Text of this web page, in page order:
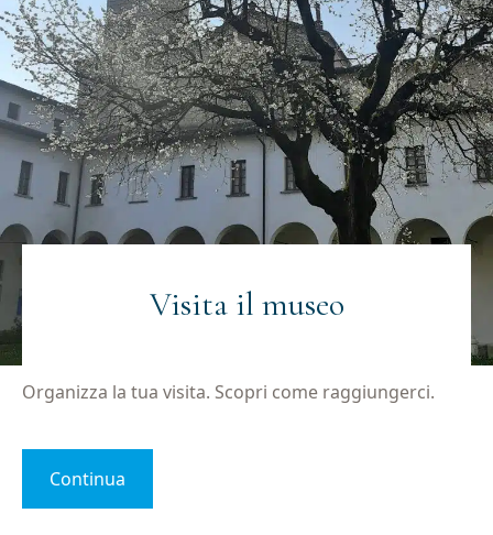
Visita il museo
Organizza la tua visita. Scopri come raggiungerci.
Continua
Iscriviti alla newsletter
Email (Obbligatorio)